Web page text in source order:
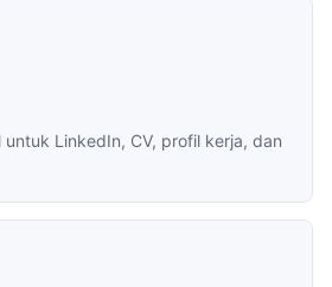
LinkedIn, CV, profil kerja, dan